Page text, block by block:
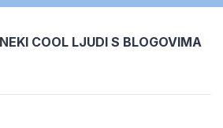
COOL LJUDI S BLOGOVIMA